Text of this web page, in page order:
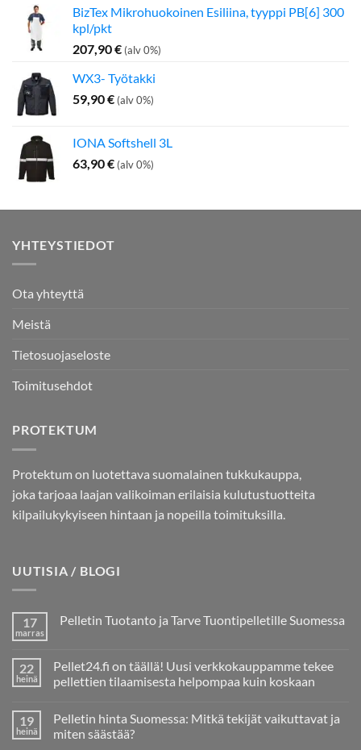
BizTex Mikrohuokoinen Esiliina, tyyppi PB[6] 300
kpl/pkt
207,90€ (alv 0%)
WX3- Työtakki
59,90€ (alv 0%)
IONA Softshell 3L
63,90€ (alv 0%)
YHTEYSTIEDOT
Ota yhteyttä
Meistä
Tietosuojaseloste
Toimitusehdot
PROTEKTUM
Protektum on luotettava suomalainen tukkukauppa,
joka tarjoaa laajan valikoiman erilaisia kulutustuotteita
kilpailukykyiseen hintaan ja nopeilla toimituksilla.
UUTISIA / BLOGI
17
marras
Pelletin Tuotanto ja Tarve Tuontipelletille Suomessa
Pelletin
Tuotanto
ja
Suomessa
22
heinä
Pellet24.fi on täällä! Uusi verkkokauppamme tekee
pellettien tilaamisesta helpompaa kuin koskaan
artikkeliin
Pellet24.fi
on
19
heinä
Pelletin hinta Suomessa: Mitkä tekijät vaikuttavat ja
miten säästää?